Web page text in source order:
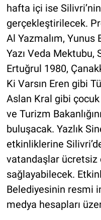
hafta içi ise
gerçekleştirilecek.
Al Yazmalım, Yunus
Yazı Veda Mektubu,
Ertuğrul 1980,
Ki Varsın Eren gibi
Aslan Kral gibi
ve Turizm
buluşacak. Yazlık
etkinliklerine
vatandaşlar ücretsiz
sağlayabilecek.
Belediyesinin resmi
medya hesapları